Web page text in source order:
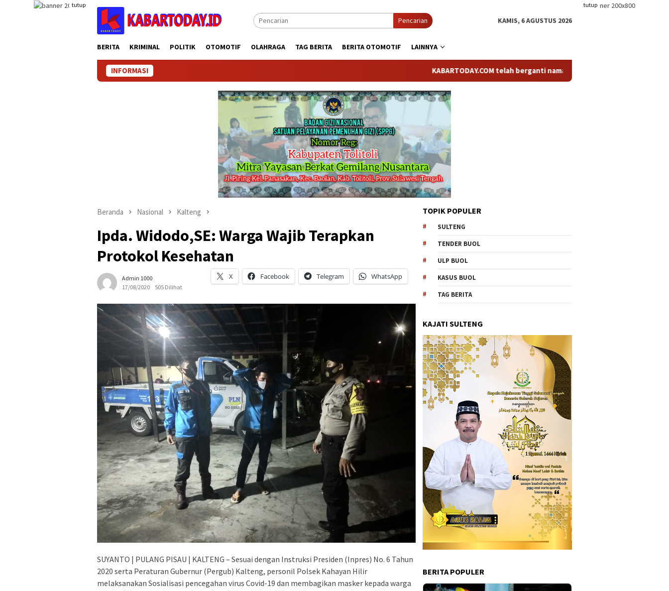
tutup tutup
Pencarian KAMIS, 6 AGUSTUS 2026
BERITA KRIMINAL POLITIK OTOMOTIF OLAHRAGA TAG BERITA BERITA OTOMOTIF LAINNYA
INFORMASI KABARTODAY.COM telah berganti nama menjadi KABARTODAY.ID. Untuk
Beranda Nasional Kalteng
Ipda. Widodo,SE: Warga Wajib Terapkan
Protokol Kesehatan
Admin 1000
17/08/2020
505 Dilihat
X Facebook Telegram WhatsApp
SUYANTO | PULANG PISAU | KALTENG – Sesuai dengan Instruksi Presiden (Inpres) No. 6 Tahun
2020 serta Peraturan Gubernur (Pergub) Kalteng, personil Polsek Kahayan Hilir
melaksanakan Sosialisasi pencegahan virus Covid-19 dan membagikan masker kepada warga
TOPIK POPULER
SULTENG
TENDER BUOL
ULP BUOL
KASUS BUOL
TAG BERITA
KAJATI SULTENG
BERITA POPULER